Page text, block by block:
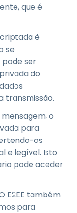
que é
é
se
ser
do
transmissão.
o
para
os
e legível. Isto
pode aceder
E2EE também
para